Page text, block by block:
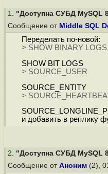
1. "Доступна СУБД MySQL
Сообщение от Middle SQL
Переделать по-новой:
> SHOW BINARY LOGS
SHOW BIT LOGS
> SOURCE_USER
SOURCE_ENTITY
>
и добавить в реплику
2. "Доступна СУБД MySQL
Сообщение от Аноним (2),